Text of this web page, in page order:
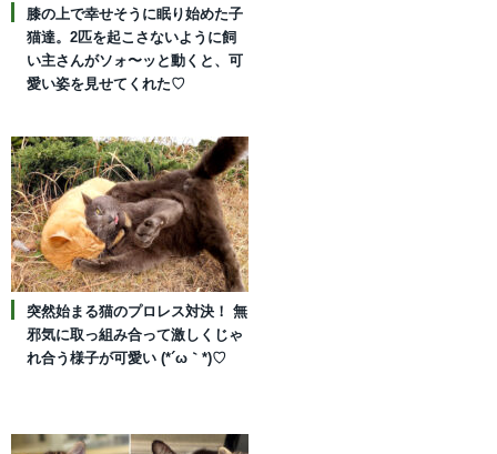
膝の上で幸せそうに眠り始めた子
猫達。2匹を起こさないように飼
い主さんがソォ〜ッと動くと、可
愛い姿を見せてくれた♡
突然始まる猫のプロレス対決！ 無
邪気に取っ組み合って激しくじゃ
れ合う様子が可愛い (*´ω｀*)♡